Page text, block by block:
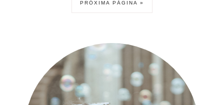
PRÓXIMA PÁGINA »